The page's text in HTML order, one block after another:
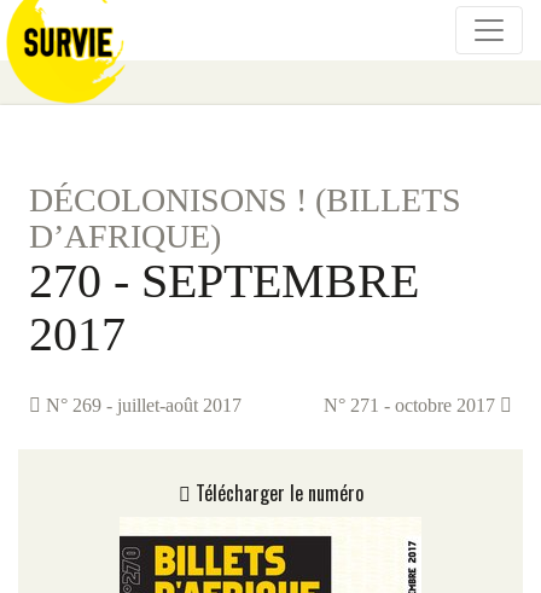
DÉCOLONISONS ! (BILLETS
D’AFRIQUE)
270 - SEPTEMBRE
2017
N° 269 - juillet-août 2017 N° 271 - octobre 2017
Télécharger le numéro